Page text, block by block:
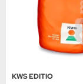
KWS EDITIO